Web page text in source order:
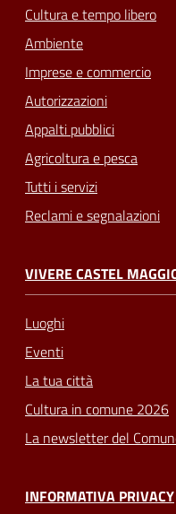
Cultura e tempo libero
Ambiente
Imprese e commercio
Autorizzazioni
Appalti pubblici
Agricoltura e pesca
Tutti i servizi
Reclami e segnalazioni
VIVERE CASTEL
Luoghi
Eventi
La tua città
Cultura in comune 2026
La newsletter del
INFORMATIVA PRIVACY